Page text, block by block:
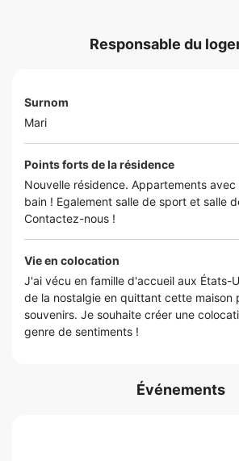
Responsable du
Surnom
Mari
Points forts de la résidence
Nouvelle résidence. Appartements
bain ! Egalement salle de sport et salle
Contactez-nous !
Vie en colocation
J'ai vécu en famille d'accueil aux États-
de la nostalgie en quittant cette maison
souvenirs. Je souhaite créer une
genre de sentiments !
Événements